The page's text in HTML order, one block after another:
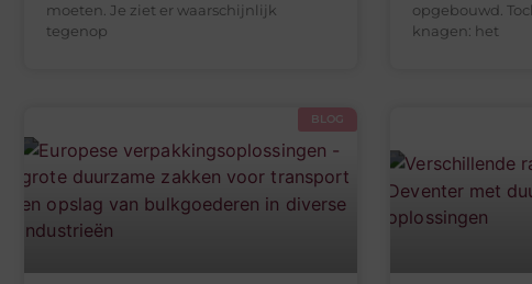
moeten. Je ziet er waarschijnlijk
tegenop
opgebouwd.
knagen: het
BLOG